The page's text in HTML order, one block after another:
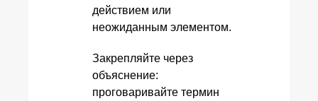
действием или
неожиданным элементом.
Закрепляйте через
объяснение:
проговаривайте термин